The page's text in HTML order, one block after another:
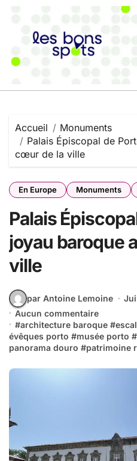
contenu
Accueil
Monuments
Palais Épiscopal de
cœur de la ville
En Europe Monuments
Palais
joyau baroque
ville
par Antoine Lemoine
Aucun commentaire
#architecture baroque #
évêques porto #musée porto #
panorama douro #patrimoine